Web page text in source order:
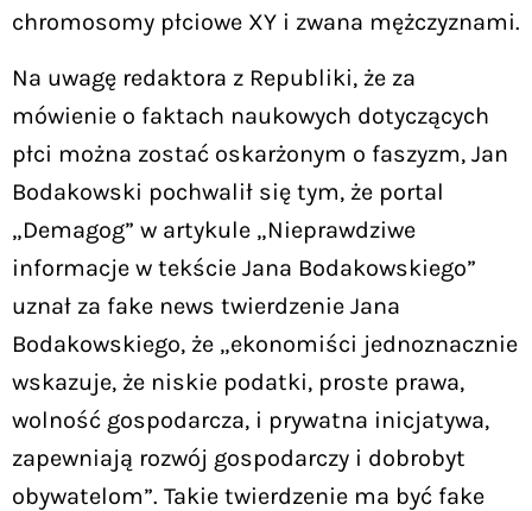
chromosomy płciowe XY i zwana mężczyznami.
Na uwagę redaktora z Republiki, że za
mówienie o faktach naukowych dotyczących
płci można zostać oskarżonym o faszyzm, Jan
Bodakowski pochwalił się tym, że portal
„Demagog” w artykule „Nieprawdziwe
informacje w tekście Jana Bodakowskiego”
uznał za fake news twierdzenie Jana
Bodakowskiego, że „ekonomiści jednoznacznie
wskazuje, że niskie podatki, proste prawa,
wolność gospodarcza, i prywatna inicjatywa,
zapewniają rozwój gospodarczy i dobrobyt
obywatelom”. Takie twierdzenie ma być fake